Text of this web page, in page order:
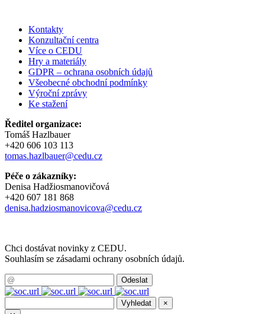
Kontakty
Konzultační centra
Více o CEDU
Hry a materiály
GDPR – ochrana osobních údajů
Všeobecné obchodní podmínky
Výroční zprávy
Ke stažení
Ředitel organizace:
Tomáš Hazlbauer
+420 606 103 113
tomas.hazlbauer@cedu.cz
Péče o zákazníky:
Denisa Hadžiosmanovičová
+420 607 181 868
denisa.hadziosmanovicova@cedu.cz
Chci dostávat novinky z CEDU.
Souhlasím se zásadami ochrany osobních údajů.
×